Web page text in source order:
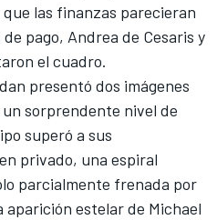
las finanzas parecieran
pago, Andrea de Cesaris y
el cuadro.
presentó dos imágenes
sorprendente nivel de
superó a sus
privado, una espiral
parcialmente frenada por
aparición estelar de Michael